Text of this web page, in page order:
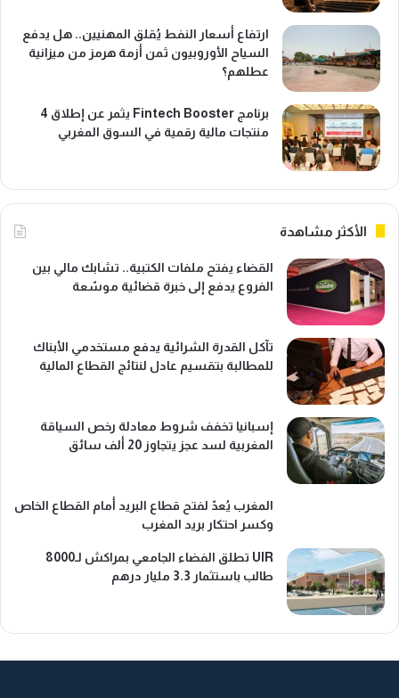
ارتفاع أسعار النفط يُقلق المهنيين.. هل يدفع
السياح الأوروبيون ثمن أزمة هرمز من ميزانية
عطلهم؟
برنامج Fintech Booster يثمر عن إطلاق 4
منتجات مالية رقمية في السوق المغربي
الأكثر مشاهدة
القضاء يفتح ملفات الكتبية.. تشابك مالي بين
الفروع يدفع إلى خبرة قضائية موسّعة
تآكل القدرة الشرائية يدفع مستخدمي الأبناك
للمطالبة بتقسيم عادل لنتائج القطاع المالية
إسبانيا تخفف شروط معادلة رخص السياقة
المغربية لسد عجز يتجاوز 20 ألف سائق
المغرب يُعدّ لفتح قطاع البريد أمام القطاع الخاص
وكسر احتكار بريد المغرب
UIR تطلق الفضاء الجامعي بمراكش لـ8000
طالب باستثمار 3.3 مليار درهم